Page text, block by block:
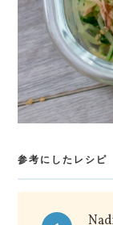
参考にしたレシピ